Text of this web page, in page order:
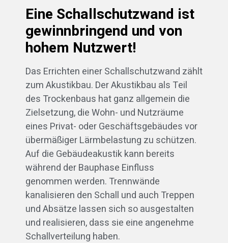
Eine Schallschutzwand ist
gewinnbringend und von
hohem Nutzwert!
Das Errichten einer Schallschutzwand zählt
zum Akustikbau. Der Akustikbau als Teil
des Trockenbaus hat ganz allgemein die
Zielsetzung, die Wohn- und Nutzräume
eines Privat- oder Geschäftsgebäudes vor
übermäßiger Lärmbelastung zu schützen.
Auf die Gebäudeakustik kann bereits
während der Bauphase Einfluss
genommen werden. Trennwände
kanalisieren den Schall und auch Treppen
und Absätze lassen sich so ausgestalten
und realisieren, dass sie eine angenehme
Schallverteilung haben.